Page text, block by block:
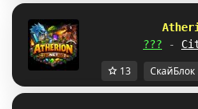
Atheri
???
-
13 СкайБлок